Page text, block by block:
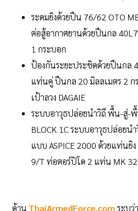
ระดมยิงด้วยปืน 76/62 OTO
ต่อสู้อากาศยานด้วยปืนกล
1 กระบอก
ป้องกันระยะประชิดด้วยปืนกล
แท่นคู่ ปืนกล 20 มิลลเมตร 2 ก
เป้าลวง DAGAIE
ระบบอาวุธปล่อยนำวิถี พื้น-สู่-พื้
BLOCK 1C ระบบอาวุธปล่อยน
แบบ ASPICE 2000 ด้วยแท่นยิง
9/T ท่อตอร์ปิโด 2 แท่น MK 32
ด้าน ThaiArmedForce.com ระบุว่